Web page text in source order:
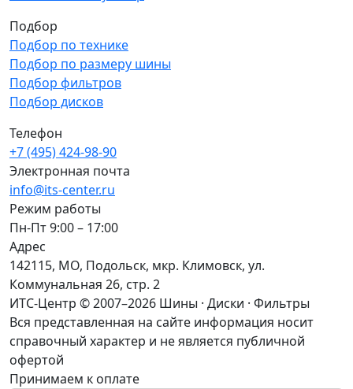
Подбор
Подбор по технике
Подбор по размеру шины
Подбор фильтров
Подбор дисков
Телефон
+7 (495) 424-98-90
Электронная почта
info@its-center.ru
Режим работы
Пн-Пт 9:00 – 17:00
Адрес
142115, МО, Подольск, мкр. Климовск, ул.
Коммунальная 26, стр. 2
ИТС-Центр © 2007–2026 Шины · Диски · Фильтры
Вся представленная на сайте информация носит
справочный характер и не является публичной
офертой
Принимаем к оплате